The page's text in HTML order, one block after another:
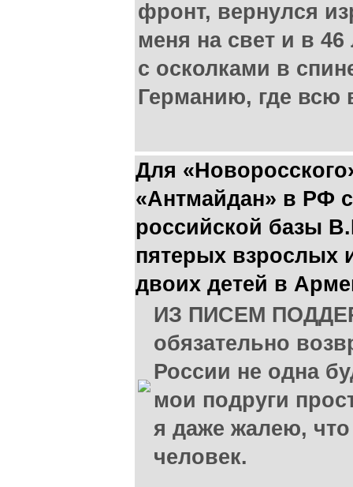
фронт, вернулся
меня на свет и в
с осколками в
Германию, где всю
Для
«Антмайдан» в РФ
российской базы
пятерых взрослых
двоих детей в
ИЗ ПИСЕМ
обязательно
России не одна
мои подруги
я даже жалею,
человек.